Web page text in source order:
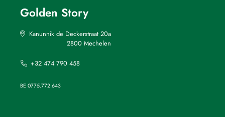
Golden Story
Kanunnik de Deckerstraat 20a
2800 Mechelen
+32 474 790 458
BE 0775.772.643